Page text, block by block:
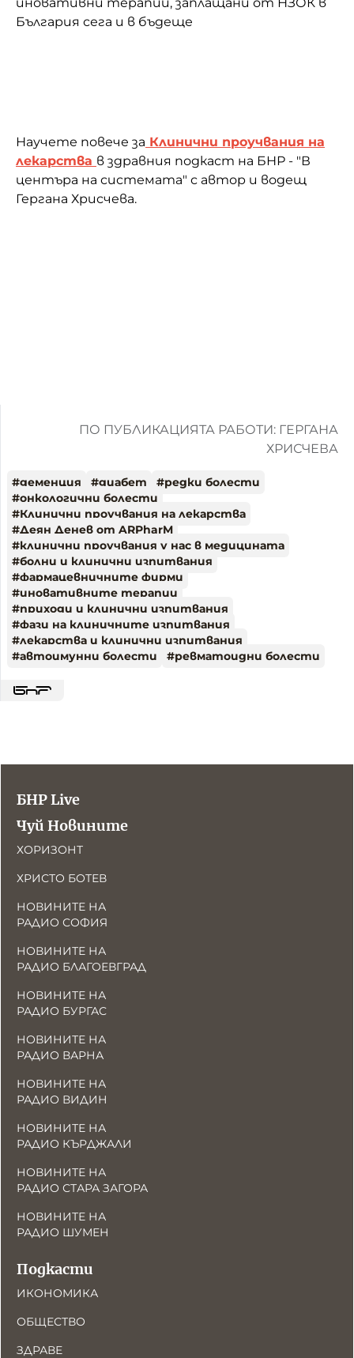
България сега и в бъдеще
Научете повече за Клинични проучвания на
лекарства в здравния подкаст на БНР - "В
центъра на системата" с автор и водещ
Гергана Хрисчева.
ПО ПУБЛИКАЦИЯТА РАБОТИ: ГЕРГАНА
ХРИСЧЕВА
#деменция #диабет #редки болести
#онкологични болести
#Клинични проучвания на лекарства
#Деян Денев от ARPharM
#клинични проучвания у нас в медицината
#болни и клинични изпитвания
#фармацевничните фирми
#иновативните терапии
#приходи и клинични изпитвания
#фази на клиничните изпитвания
#лекарства и клинични изпитвания
#автоимунни болести #ревматоидни болести
БНР Live
Чуй Новините
ХОРИЗОНТ
ХРИСТО БОТЕВ
НОВИНИТЕ НА
РАДИО СОФИЯ
НОВИНИТЕ НА
РАДИО БЛАГОЕВГРАД
НОВИНИТЕ НА
РАДИО БУРГАС
НОВИНИТЕ НА
РАДИО ВАРНА
НОВИНИТЕ НА
РАДИО ВИДИН
НОВИНИТЕ НА
РАДИО КЪРДЖАЛИ
НОВИНИТЕ НА
РАДИО СТАРА ЗАГОРА
НОВИНИТЕ НА
РАДИО ШУМЕН
Подкасти
ИКОНОМИКА
ОБЩЕСТВО
ЗДРАВЕ